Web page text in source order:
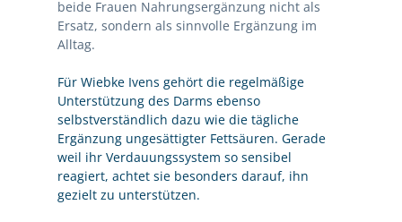
beide Frauen Nahrungsergänzung nicht als
Ersatz, sondern als sinnvolle Ergänzung im
Alltag.
Für Wiebke Ivens gehört die regelmäßige
Unterstützung des Darms ebenso
selbstverständlich dazu wie die tägliche
Ergänzung ungesättigter Fettsäuren. Gerade
weil ihr Verdauungssystem so sensibel
reagiert, achtet sie besonders darauf, ihn
gezielt zu unterstützen.